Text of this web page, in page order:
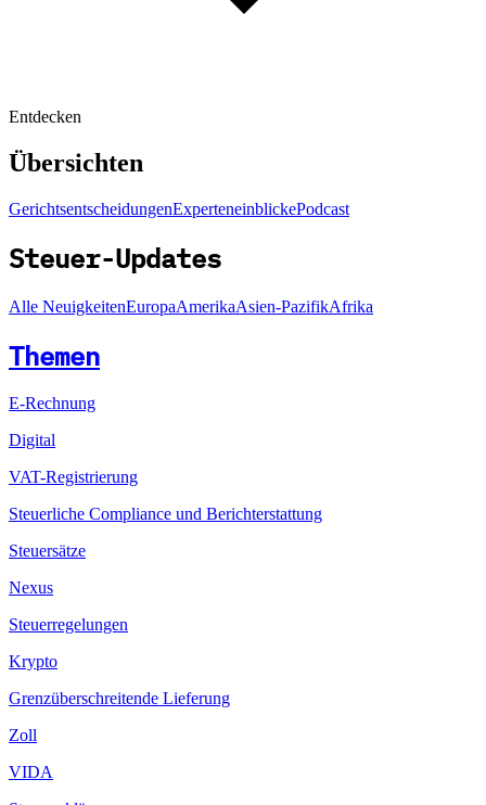
Entdecken
Übersichten
GerichtsentscheidungenExperteneinblickePodcast
Steuer-Updates
Alle NeuigkeitenEuropaAmerikaAsien-PazifikAfrika
Themen
E-Rechnung
Digital
VAT-Registrierung
Steuerliche Compliance und Berichterstattung
Steuersätze
Nexus
Steuerregelungen
Krypto
Grenzüberschreitende Lieferung
Zoll
VIDA